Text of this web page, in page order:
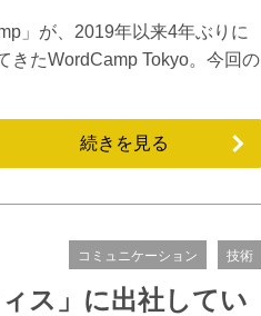
」が、2019年以来4年ぶりに
きたWordCamp Tokyo。今回の
続きを見る
コミュニケーション 技術
ス」に出社してい